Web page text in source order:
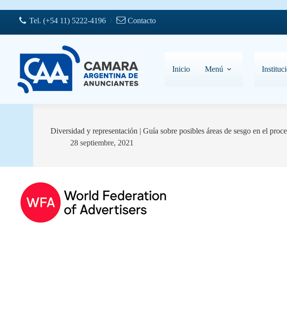
al
contenidoTel. (+54 11) 5222-4196/ Contacto
Inicio Menú
Diversidad y representación | Guía sobre posibles áreas de sesgo en el
28 septiembre, 2021